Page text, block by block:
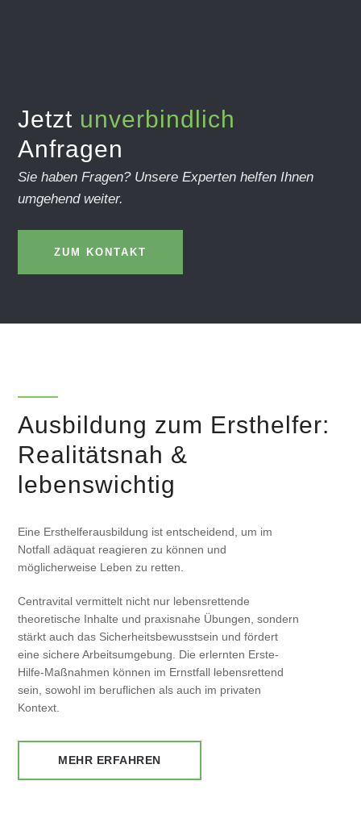
Jetzt unverbindlich
Anfragen
Sie haben Fragen? Unsere Experten helfen Ihnen
umgehend weiter.
ZUM KONTAKT
Ausbildung zum Ersthelfer:
Realitätsnah &
lebenswichtig
Eine Ersthelferausbildung ist entscheidend, um im
Notfall adäquat reagieren zu können und
möglicherweise Leben zu retten.
Centravital vermittelt nicht nur lebensrettende
theoretische Inhalte und praxisnahe Übungen, sondern
stärkt auch das Sicherheitsbewusstsein und fördert
eine sichere Arbeitsumgebung. Die erlernten Erste-
Hilfe-Maßnahmen können im Ernstfall lebensrettend
sein, sowohl im beruflichen als auch im privaten
Kontext.
MEHR ERFAHREN